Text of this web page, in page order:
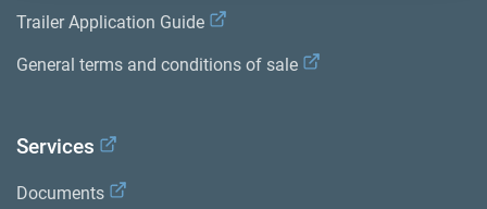
Trailer Application Guide
General terms and conditions of sale
Services
Documents